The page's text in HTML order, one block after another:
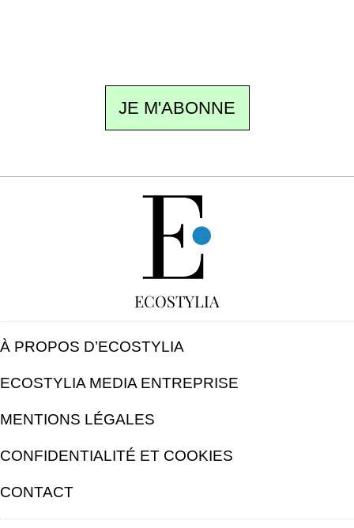
JE M'ABONNE
ECOSTYLIA
À PROPOS D’ECOSTYLIA
ECOSTYLIA MEDIA ENTREPRISE
MENTIONS LÉGALES
CONFIDENTIALITÉ ET COOKIES
CONTACT